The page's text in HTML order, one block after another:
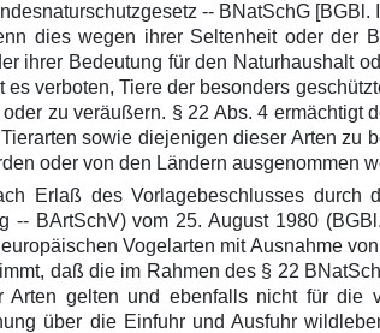
-- BNatSchG [BGBl.
dies wegen ihrer Seltenheit oder der
ihrer Bedeutung für den Naturhaushalt
verboten, Tiere der besonders
zu veräußern. § 22 Abs. 4 ermächtigt
sowie diejenigen dieser Arten zu
oder von den Ländern ausgenommen
Erlaß des Vorlagebeschlusses durch
BArtSchV) vom 25. August 1980
Vogelarten mit Ausnahme
daß die im Rahmen des § 22
gelten und ebenfalls nicht für die
über die Einfuhr und Ausfuhr